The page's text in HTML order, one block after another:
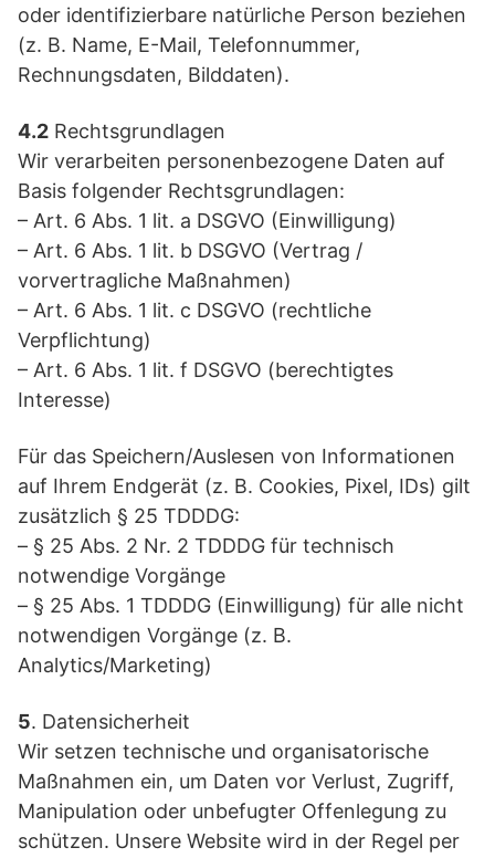
oder identifizierbare natürliche Person beziehen
(z. B. Name, E-Mail, Telefonnummer,
Rechnungsdaten, Bilddaten).
4.2 Rechtsgrundlagen
Wir verarbeiten personenbezogene Daten auf
Basis folgender Rechtsgrundlagen:
– Art. 6 Abs. 1 lit. a DSGVO (Einwilligung)
– Art. 6 Abs. 1 lit. b DSGVO (Vertrag /
vorvertragliche Maßnahmen)
– Art. 6 Abs. 1 lit. c DSGVO (rechtliche
Verpflichtung)
– Art. 6 Abs. 1 lit. f DSGVO (berechtigtes
Interesse)
Für das Speichern/Auslesen von Informationen
auf Ihrem Endgerät (z. B. Cookies, Pixel, IDs) gilt
zusätzlich § 25 TDDDG:
– § 25 Abs. 2 Nr. 2 TDDDG für technisch
notwendige Vorgänge
– § 25 Abs. 1 TDDDG (Einwilligung) für alle nicht
notwendigen Vorgänge (z. B.
Analytics/Marketing)
5. Datensicherheit
Wir setzen technische und organisatorische
Maßnahmen ein, um Daten vor Verlust, Zugriff,
Manipulation oder unbefugter Offenlegung zu
schützen. Unsere Website wird in der Regel per